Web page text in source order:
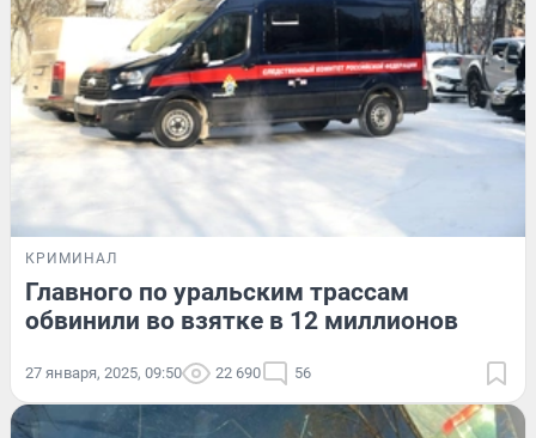
КРИМИНАЛ
Главного по уральским трассам
обвинили во взятке в 12 миллионов
27 января, 2025, 09:50 22 690 56